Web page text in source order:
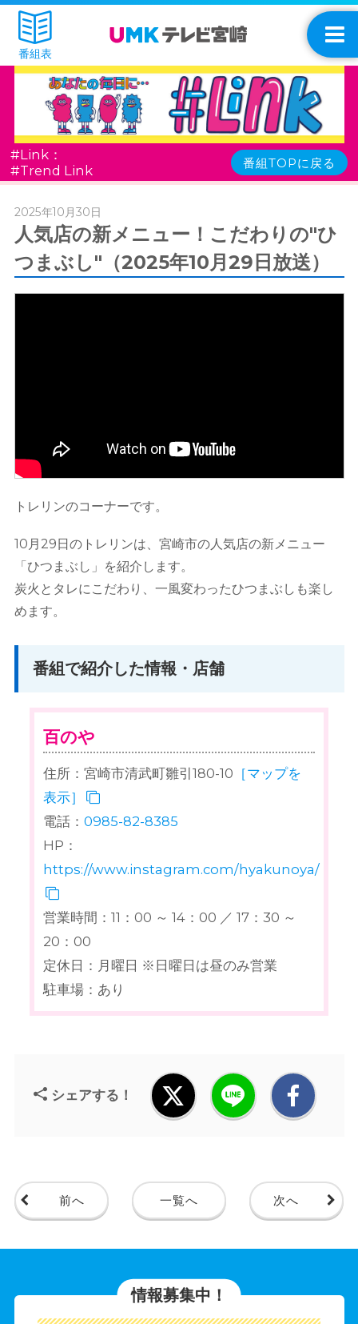
番組表
#Link：
#Trend Link
番組TOPに戻る
2025年10月30日
人気店の新メニュー！こだわりの"ひ
つまぶし"（2025年10月29日放送）
トレリンのコーナーです。
10月29日のトレリンは、宮崎市の人気店の新メニュー
「ひつまぶし」を紹介します。
炭火とタレにこだわり、一風変わったひつまぶしも楽し
めます。
番組で紹介した情報・店舗
百のや
住所：宮崎市清武町雛引180-10 ［マップを
表示］
電話：0985-82-8385
HP：
https://www.instagram.com/hyakunoya/
営業時間：11：00 ～ 14：00 ／ 17：30 ～
20：00
定休日：月曜日 ※日曜日は昼のみ営業
駐車場：あり
シェアする！
前へ 一覧へ 次へ
情報募集中！